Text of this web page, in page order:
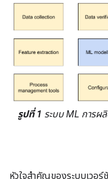
รูปที่ 1 ระบบ ML การผ
หัวใจสําคัญของระบบเวอ